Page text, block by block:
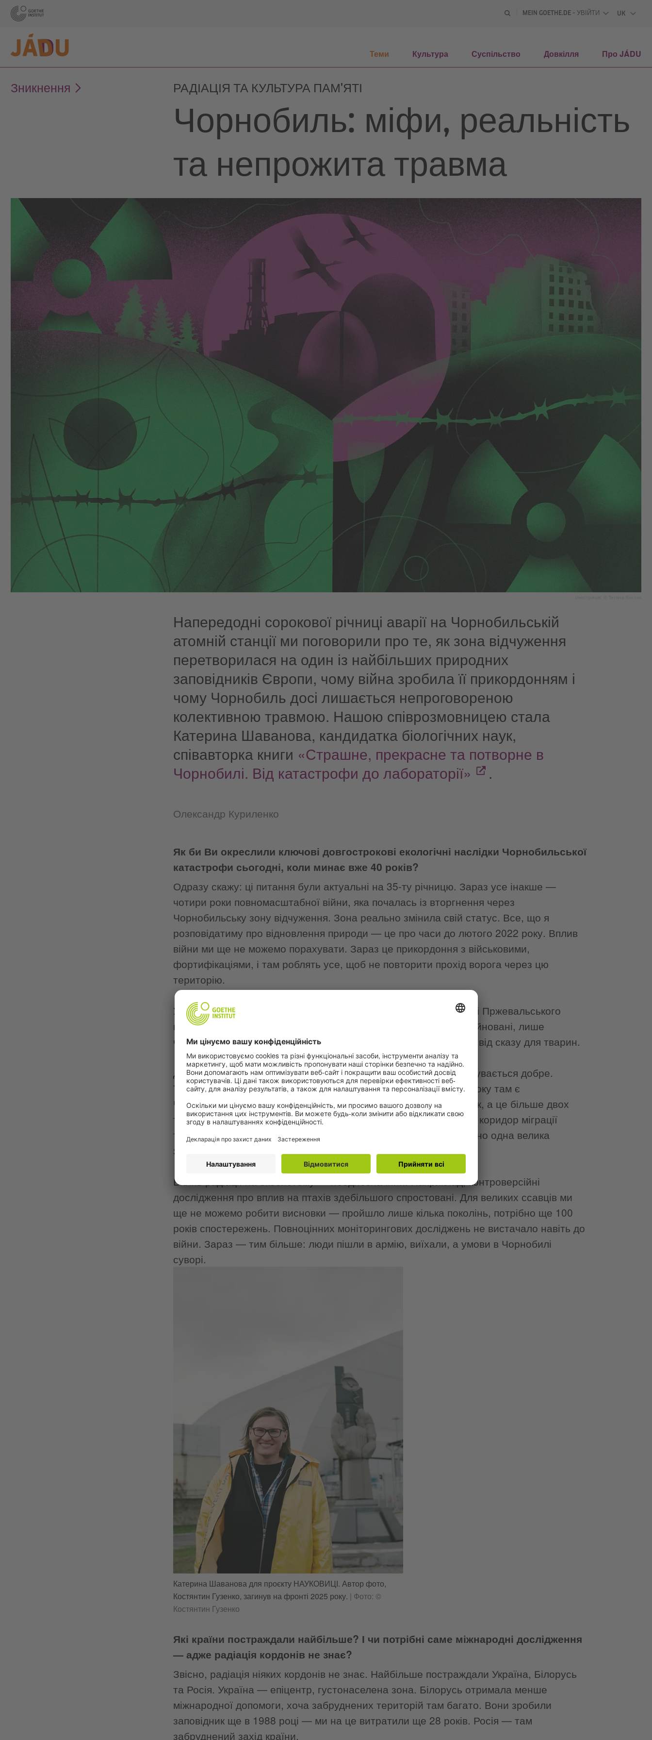
MEIN GOETHE.DE – УВІЙТИ
UK
Теми Культура Суспільство Довкілля Про JÁDU
Зникнення РАДІАЦІЯ ТА КУЛЬТУРА ПАМ'ЯТІ
Чорнобиль: міфи, реальність
та непрожита травма
Напередодні сорокової річниці аварії на Чорнобильській
атомній станції ми поговорили про те, як зона відчуження
перетворилася на один із найбільших природних
заповідників Європи, чому війна зробила її прикордонням і
чому Чорнобиль досі лишається непроговореною
колективною травмою. Нашою співрозмовницею стала
Катерина Шаванова, кандидатка біологічних наук,
співавторка книги «Страшне, прекрасне та потворне в
Чорнобилі. Від катастрофи до лабораторії»
.
Олександр Куриленко
Як би Ви окреслили ключові довгострокові екологічні наслідки Чорнобильської
катастрофи сьогодні, коли минає вже 40 років?
Одразу скажу: ці питання були актуальні на 35-ту річницю. Зараз усе інакше —
чотири роки повномасштабної війни, яка почалась із вторгнення через
Чорнобильську зону відчуження. Зона реально змінила свій статус. Все, що я
розповідатиму про відновлення природи — це про часи до лютого 2022 року. Вплив
війни ми ще не можемо порахувати. Зараз це прикордоння з військовими,
фортифікаціями, і там роблять усе, щоб не повторити прохід ворога через цю
територію.
Усі питають: там же заповідник, там так гарно. Було! Зараз коні Пржевальського
підриваються на мінах. Науковці не можуть зайти — мости зруйновані, лише
човнами. Допомагають військові, які заодно розвозять вакцину від сказу для тварин.
До війни головний висновок був такий: природа без людей почувається добре.
Територія повернулася до природного стану Полісся. З 2016 року там є
Чорнобильський радіаційно-екологічний біосферний заповідник, а це більше двох
третин зони відчуження — заповідні землі. Був навіть спільний коридор міграції
тварин між українським і білоруським заповідниками — фактично одна велика
заповідна територія в Європі. Торік його перекрили.
Вплив радіації на екосистему — неоднозначний. Наприклад, контроверсійні
дослідження про вплив на птахів здебільшого спростовані. Для великих ссавців ми
ще не можемо робити висновки — пройшло лише кілька поколінь, потрібно ще 100
років спостережень. Повноцінних моніторингових досліджень не вистачало навіть до
війни. Зараз — тим більше: люди пішли в армію, виїхали, а умови в Чорнобилі
суворі.
Катерина Шаванова для проєкту НАУКОВИЦІ. Автор фото,
Костянтин Гузенко, загинув на фронті 2025 року. | Фото: ©
Костянтин Гузенко
Які країни постраждали найбільше? І чи потрібні саме міжнародні дослідження
— адже радіація кордонів не знає?
Звісно, радіація ніяких кордонів не знає. Найбільше постраждали Україна, Білорусь
та Росія. Україна — епіцентр, густонаселена зона. Білорусь отримала менше
міжнародної допомоги, хоча забруднених територій там багато. Вони зробили
заповідник ще в 1988 році — ми на це витратили ще 28 років. Росія — там
забруднений захід країни.